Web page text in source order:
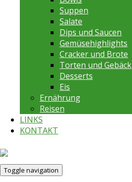
Suppen
Salate
Dips und Saucen
Gemüsehighlights
Cracker und Brote
Torten und Gebäck
Desserts
Eis
Ernährung
Reisen
LINKS
KONTAKT
Toggle navigation